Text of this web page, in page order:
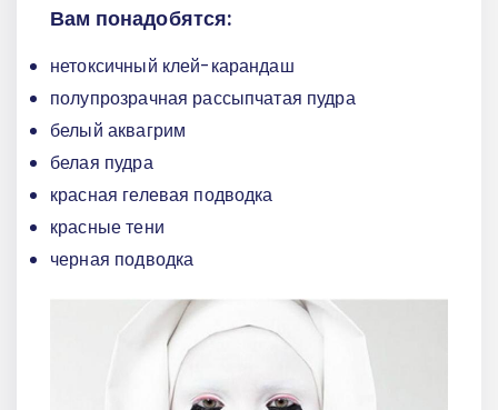
Вам понадобятся:
нетоксичный клей-карандаш
полупрозрачная рассыпчатая пудра
белый аквагрим
белая пудра
красная гелевая подводка
красные тени
черная подводка